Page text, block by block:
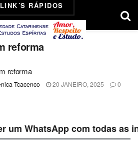
LINK´S RÁPIDOS
reforma
reforma
Tcacenco 20 JANEIRO, 2025 0
um WhatsApp com todas